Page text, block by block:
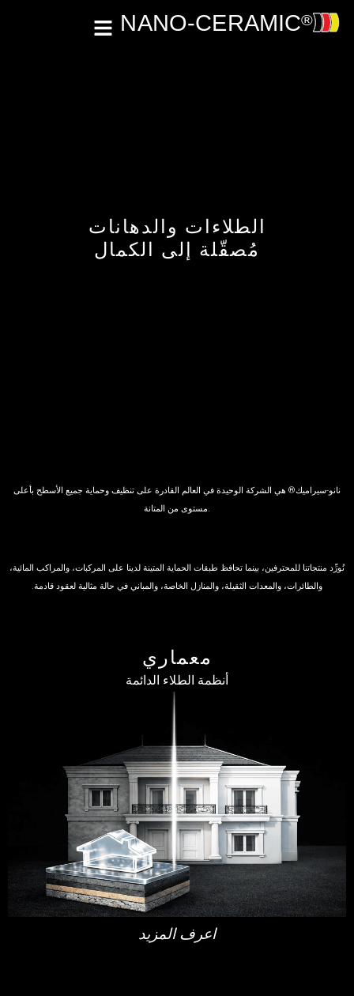
الطلاءات والدهانات
مُصقّلة إلى الكمال
مستوى من المتانة.
نُورِّد منتجاتنا للمحترفين، بينما تحافظ طبقات الحماية المتينة لدينا على المركبات، والمراكب المائية،
والطائرات، والمعدات الثقيلة، والمنازل الخاصة، والمباني في حالة مثالية لعقود قادمة.
معماري
أنظمة الطلاء الدائمة
اعرف المزيد